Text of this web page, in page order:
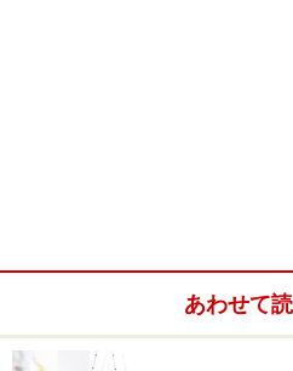
のそばにあるものであり、来
ため、便器のグレードにはこ
ないかとAさんは考え、その
あわせて